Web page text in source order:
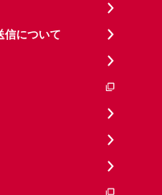
信について